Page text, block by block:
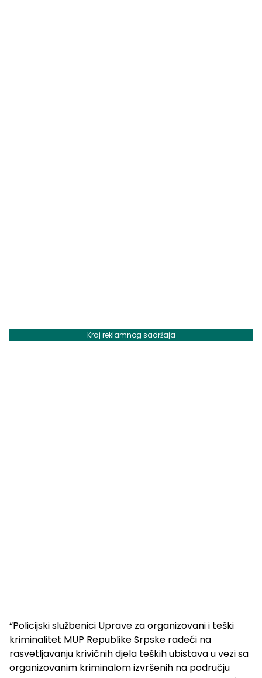
Kraj reklamnog sadržaja
“Policijski službenici Uprave za organizovani i teški
kriminalitet MUP Republike Srpske radeći na
rasvetljavanju krivičnih djela teških ubistava u vezi sa
organizovanim kriminalom izvršenih na području